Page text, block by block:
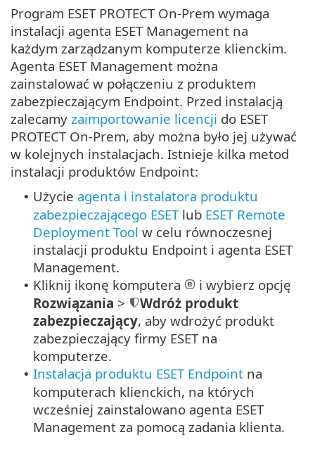
Program ESET PROTECT On-Prem wymaga
instalacji agenta ESET Management na
każdym zarządzanym komputerze klienckim.
Agenta ESET Management można
zainstalować w połączeniu z produktem
zabezpieczającym Endpoint. Przed instalacją
zalecamy zaimportowanie licencji do ESET
PROTECT On-Prem, aby można było jej używać
w kolejnych instalacjach. Istnieje kilka metod
instalacji produktów Endpoint:
• Użycie agenta i instalatora produktu
zabezpieczającego ESETlub ESET Remote
Deployment Tool w celu równoczesnej
instalacji produktu Endpoint i agenta ESET
Management.
• Kliknij ikonę komputera
i wybierz opcję
Rozwiązania >
Wdróż produkt
zabezpieczający, aby wdrożyć produkt
zabezpieczający firmy ESET na
komputerze.
• Instalacja produktu ESET Endpoint na
komputerach klienckich, na których
wcześniej zainstalowano agenta ESET
Management za pomocą zadania klienta.